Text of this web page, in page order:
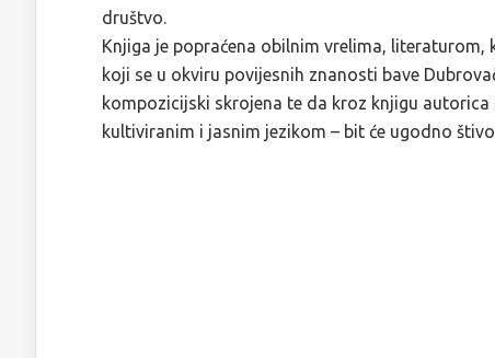
društvo.
Knjiga je popraćena obilnim vrelima,
koji se u okviru povijesnih znanosti bave
kompozicijski skrojena te da kroz knjigu
kultiviranim i jasnim jezikom – bit će ugodno